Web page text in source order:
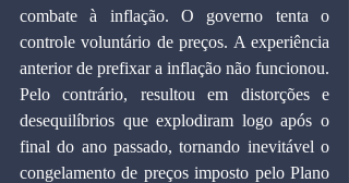
combate à inflação. O governo tenta o
controle voluntário de preços. A experiência
anterior de prefixar a inflação não funcionou.
Pelo contrário, resultou em distorções e
desequilíbrios que explodiram logo após o
final do ano passado, tornando inevitável o
congelamento de preços imposto pelo Plano